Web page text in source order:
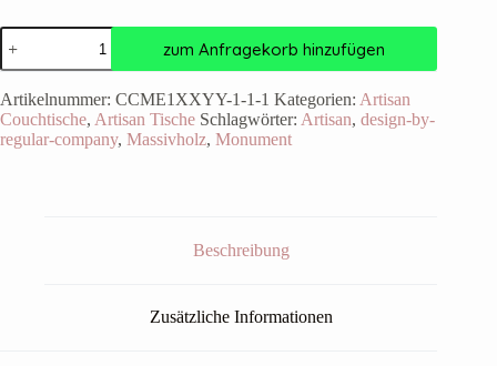
zum Anfragekorb hinzufügen
Artikelnummer: CCME1XXYY-1-1-1 Kategorien: Artisan
Couchtische, Artisan Tische Schlagwörter: Artisan, design-by-
regular-company, Massivholz, Monument
Beschreibung
Zusätzliche Informationen